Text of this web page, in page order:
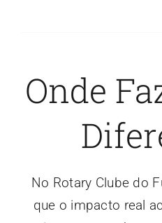
Onde
No Rotary Clube do
que o impacto real